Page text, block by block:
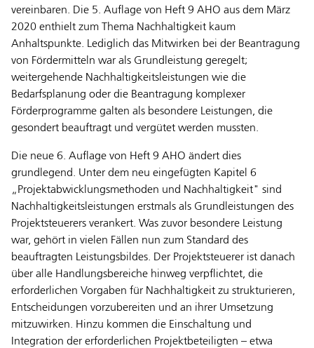
vereinbaren. Die 5. Auflage von Heft 9 AHO aus dem März
2020 enthielt zum Thema Nachhaltigkeit kaum
Anhaltspunkte. Lediglich das Mitwirken bei der Beantragung
von Fördermitteln war als Grundleistung geregelt;
weitergehende Nachhaltigkeitsleistungen wie die
Bedarfsplanung oder die Beantragung komplexer
Förderprogramme galten als besondere Leistungen, die
gesondert beauftragt und vergütet werden mussten.
Die neue 6. Auflage von Heft 9 AHO ändert dies
grundlegend. Unter dem neu eingefügten Kapitel 6
„Projektabwicklungsmethoden und Nachhaltigkeit" sind
Nachhaltigkeitsleistungen erstmals als Grundleistungen des
Projektsteuerers verankert. Was zuvor besondere Leistung
war, gehört in vielen Fällen nun zum Standard des
beauftragten Leistungsbildes. Der Projektsteuerer ist danach
über alle Handlungsbereiche hinweg verpflichtet, die
erforderlichen Vorgaben für Nachhaltigkeit zu strukturieren,
Entscheidungen vorzubereiten und an ihrer Umsetzung
mitzuwirken. Hinzu kommen die Einschaltung und
Integration der erforderlichen Projektbeteiligten – etwa